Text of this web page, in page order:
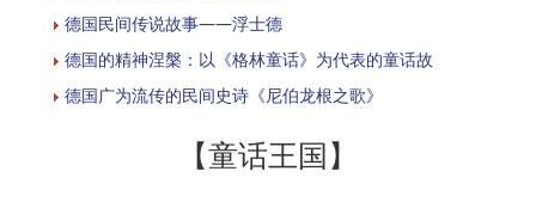
德国民间传说故事——浮士德
德国的精神涅槃：以《格林童话》为代表的童话故
德国广为流传的民间史诗《尼伯龙根之歌》
【童话王国】